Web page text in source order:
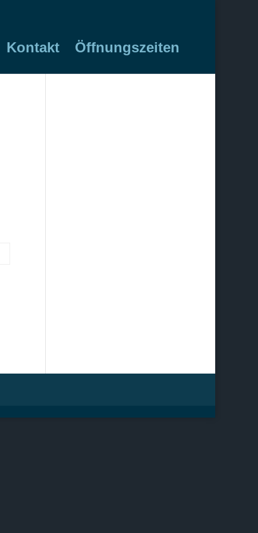
Kontakt Öffnungszeiten